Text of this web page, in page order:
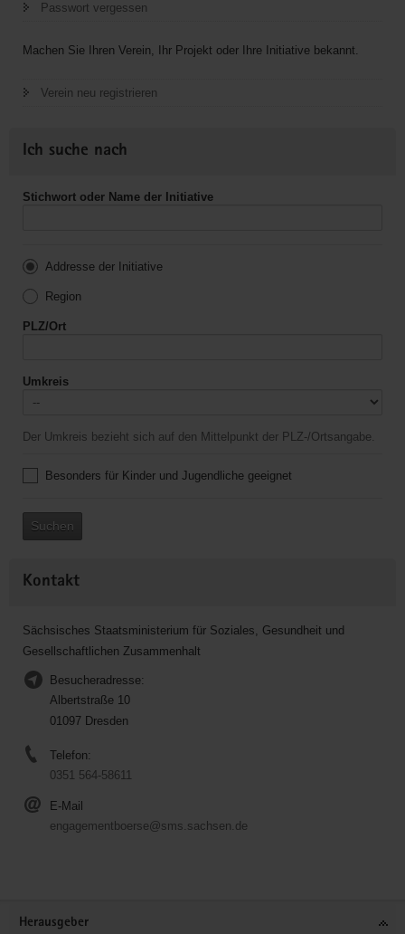
Passwort vergessen
Machen Sie Ihren Verein, Ihr Projekt oder Ihre Initiative bekannt.
Verein neu registrieren
Ich suche nach
Stichwort oder Name der Initiative
Addresse der Initiative
Region
PLZ/Ort
Umkreis
Der Umkreis bezieht sich auf den Mittelpunkt der PLZ-/Ortsangabe.
Besonders für Kinder und Jugendliche geeignet
Suchen
Kontakt
Sächsisches Staatsministerium für Soziales, Gesundheit und
Gesellschaftlichen Zusammenhalt
Besucheradresse:
Albertstraße 10
01097 Dresden
Telefon:
0351 564-58611
E-Mail
engagementboerse@sms.sachsen.de
Herausgeber